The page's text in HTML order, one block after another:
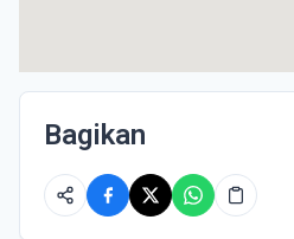
Bagikan